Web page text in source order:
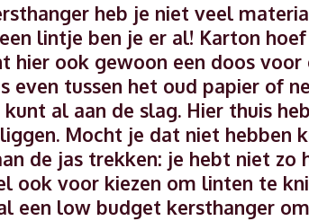
heb je niet veel
lintje ben je er al! Karton
hier ook gewoon een doos voor
even tussen het oud papier of
al aan de slag. Hier thuis
Mocht je dat niet hebben
de jas trekken: je hebt niet zo
ook voor kiezen om linten te
een low budget kersthanger